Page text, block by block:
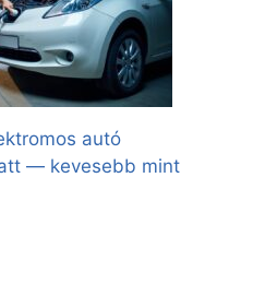
autó
— kevesebb mint